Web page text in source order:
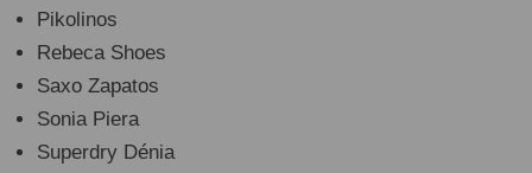
Pikolinos
Rebeca Shoes
Saxo Zapatos
Sonia Piera
Superdry Dénia